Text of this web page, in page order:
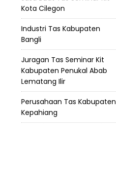
Kota Cilegon
Industri Tas Kabupaten
Bangli
Juragan Tas Seminar Kit
Kabupaten Penukal Abab
Lematang Ilir
Perusahaan Tas Kabupaten
Kepahiang